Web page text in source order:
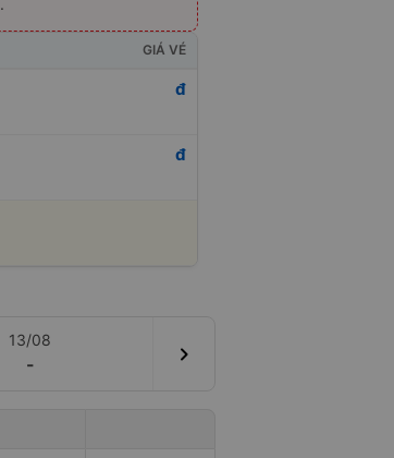
.
GIÁ VÉ
đ
đ
13/08
- chevron_right